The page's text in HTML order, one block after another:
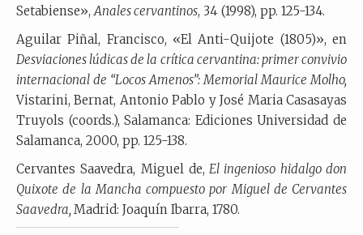
Setabiense», Anales cervantinos, 34 (1998), pp. 125-134.
Aguilar Piñal, Francisco, «El Anti-Quijote (1805)», en
Desviaciones lúdicas de la crítica cervantina: primer convivio
internacional de “Locos Amenos”: Memorial Maurice Molho,
Vistarini, Bernat, Antonio Pablo y José Maria Casasayas
Truyols (coords.), Salamanca: Ediciones Universidad de
Salamanca, 2000, pp. 125-138.
Cervantes Saavedra, Miguel de, El ingenioso hidalgo don
Quixote de la Mancha compuesto por Miguel de Cervantes
Saavedra, Madrid: Joaquín Ibarra, 1780.